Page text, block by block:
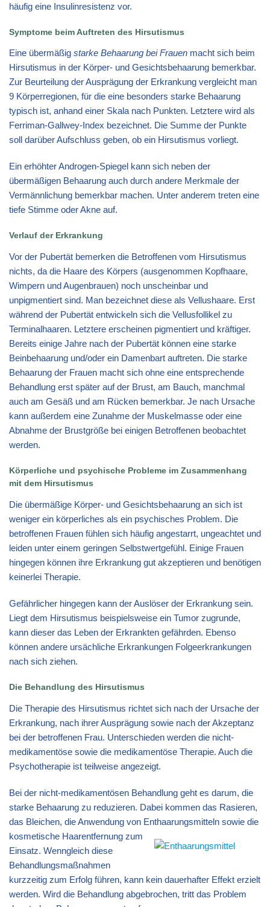
häufig eine Insulinresistenz vor.
Symptome beim Auftreten des Hirsutismus
Eine übermäßig starke Behaarung bei Frauen macht sich beim
Hirsutismus in der Körper- und Gesichtsbehaarung bemerkbar.
Zur Beurteilung der Ausprägung der Erkrankung vergleicht man
9 Körperregionen, für die eine besonders starke Behaarung
typisch ist, anhand einer Skala nach Punkten. Letztere wird als
Ferriman-Gallwey-Index bezeichnet. Die Summe der Punkte
soll darüber Aufschluss geben, ob ein Hirsutismus vorliegt.
Ein erhöhter Androgen-Spiegel kann sich neben der
übermäßigen Behaarung auch durch andere Merkmale der
Vermännlichung bemerkbar machen. Unter anderem treten eine
tiefe Stimme oder Akne auf.
Verlauf der Erkrankung
Vor der Pubertät bemerken die Betroffenen vom Hirsutismus
nichts, da die Haare des Körpers (ausgenommen Kopfhaare,
Wimpern und Augenbrauen) noch unscheinbar und
unpigmentiert sind. Man bezeichnet diese als Vellushaare. Erst
während der Pubertät entwickeln sich die Vellusfollikel zu
Terminalhaaren. Letztere erscheinen pigmentiert und kräftiger.
Bereits einige Jahre nach der Pubertät können eine starke
Beinbehaarung und/oder ein Damenbart auftreten. Die starke
Behaarung der Frauen macht sich ohne eine entsprechende
Behandlung erst später auf der Brust, am Bauch, manchmal
auch am Gesäß und am Rücken bemerkbar. Je nach Ursache
kann außerdem eine Zunahme der Muskelmasse oder eine
Abnahme der Brustgröße bei einigen Betroffenen beobachtet
werden.
Körperliche und psychische Probleme im Zusammenhang
mit dem Hirsutismus
Die übermäßige Körper- und Gesichtsbehaarung an sich ist
weniger ein körperliches als ein psychisches Problem. Die
betroffenen Frauen fühlen sich häufig angestarrt, ungeachtet und
leiden unter einem geringen Selbstwertgefühl. Einige Frauen
hingegen können ihre Erkrankung gut akzeptieren und benötigen
keinerlei Therapie.
Gefährlicher hingegen kann der Auslöser der Erkrankung sein.
Liegt dem Hirsutismus beispielsweise ein Tumor zugrunde,
kann dieser das Leben der Erkrankten gefährden. Ebenso
können andere ursächliche Erkrankungen Folgeerkrankungen
nach sich ziehen.
Die Behandlung des Hirsutismus
Die Therapie des Hirsutismus richtet sich nach der Ursache der
Erkrankung, nach ihrer Ausprägung sowie nach der Akzeptanz
bei der betroffenen Frau. Unterschieden werden die nicht-
medikamentöse sowie die medikamentöse Therapie. Auch die
Psychotherapie ist teilweise angezeigt.
Bei der nicht-medikamentösen Behandlung geht es darum, die
starke Behaarung zu reduzieren. Dabei kommen das Rasieren,
das Bleichen, die Anwendung von Enthaarungsmitteln sowie die
kosmetische Haarentfernung zum
Einsatz. Wenngleich diese
Behandlungsmaßnahmen
kurzzeitig zum Erfolg führen, kann kein dauerhafter Effekt erzielt
werden. Wird die Behandlung abgebrochen, tritt das Problem